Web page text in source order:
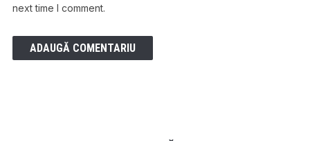
next time I comment.